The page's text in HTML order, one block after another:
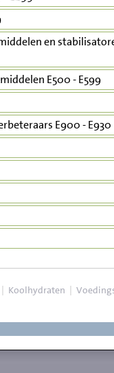
en
E500 - E599
E900 - E930
| Koolhydraten |